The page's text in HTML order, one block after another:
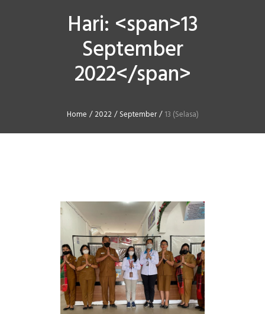
Hari: <span>13
September
2022</span>
Home /2022 /September /13 (Selasa)